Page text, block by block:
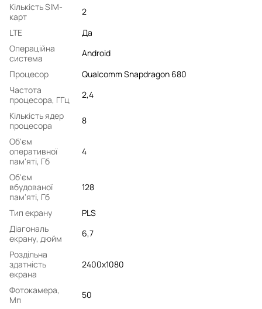
Кількість SIM-
карт
2
LTE
Да
Операційна
система
Android
Процесор
Qualcomm Snapdragon 680
Частота
процесора, ГГц
2,4
Кількість ядер
процесора
8
Об'єм
оперативної
пам'яті, Гб
4
Об'єм
вбудованої
пам'яті, Гб
128
Тип екрану
PLS
Діагональ
екрану, дюйм
6,7
Роздільна
здатність
екрана
2400x1080
Фотокамера,
Мп
50